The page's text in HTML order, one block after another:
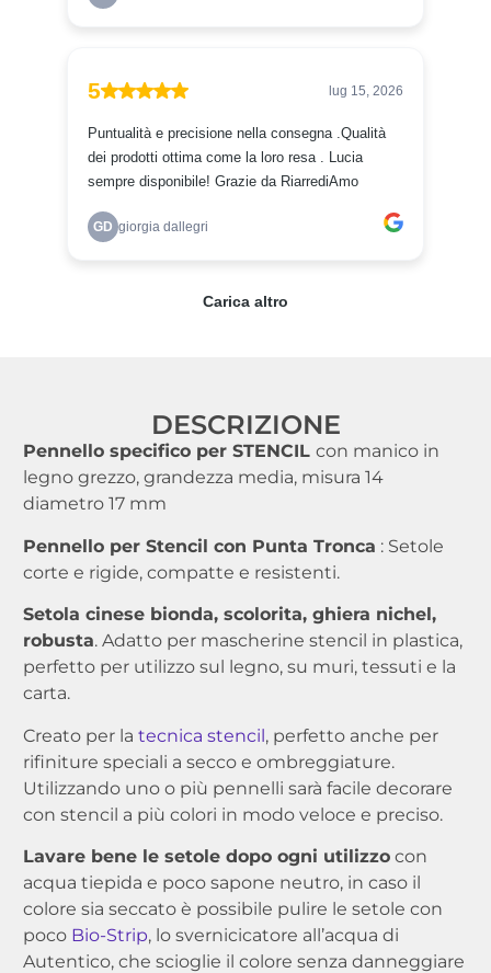
DESCRIZIONE
Pennello specifico per STENCIL con manico in
legno grezzo, grandezza media, misura 14
diametro 17 mm
Pennello per Stencil con Punta Tronca : Setole
corte e rigide, compatte e resistenti.
Setola cinese bionda, scolorita, ghiera nichel,
robusta. Adatto per mascherine stencil in plastica,
perfetto per utilizzo sul legno, su muri, tessuti e la
carta.
Creato per la tecnica stencil, perfetto anche per
rifiniture speciali a secco e ombreggiature.
Utilizzando uno o più pennelli sarà facile decorare
con stencil a più colori in modo veloce e preciso.
Lavare bene le setole dopo ogni utilizzocon
acqua tiepida e poco sapone neutro, in caso il
colore sia seccato è possibile pulire le setole con
poco Bio-Strip, lo svernicicatore all’acqua di
Autentico, che scioglie il colore senza danneggiare